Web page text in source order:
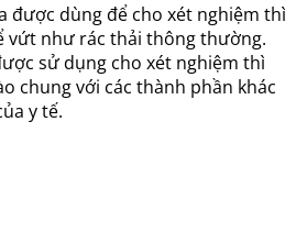
được dùng để cho xét nghiệm thì
vứt như rác thải thông thường.
sử dụng cho xét nghiệm thì
chung với các thành phần khác
y tế.